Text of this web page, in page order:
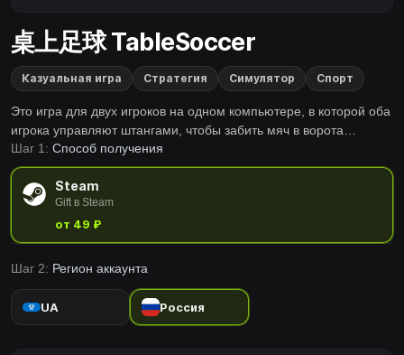
桌上足球 TableSoccer
Казуальная игра Стратегия Симулятор Спорт
Это игра для двух игроков на одном компьютере, в которой оба
игрока управляют штангами, чтобы забить мяч в ворота
соперника и набрать очки. В игре также реализована механика
«контроль предателя».
Шаг 1: Способ получения
Steam
Gift в Steam
от 49 ₽
Шаг 2: Регион аккаунта
UA Россия